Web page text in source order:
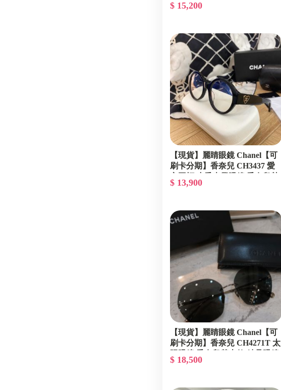
香奈兒珍珠眼鏡
$ 15,200
【現貨】麗睛眼鏡 Chanel【可
刷卡分期】香奈兒 CH3437 愛
賣款 香奈兒愛心眼鏡
$ 13,900
【現貨】麗睛眼鏡 Chanel【可
刷卡分期】香奈兒 CH4271T 太
大牌墨鏡 無邊眼鏡
$ 18,500